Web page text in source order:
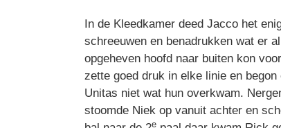
In de Kleedkamer deed Jacco het
schreeuwen en benadrukken wat er
opgeheven hoofd naar buiten kon
zette goed druk in elke linie en
Unitas niet wat hun overkwam.
stoomde Niek op vanuit achter en
e